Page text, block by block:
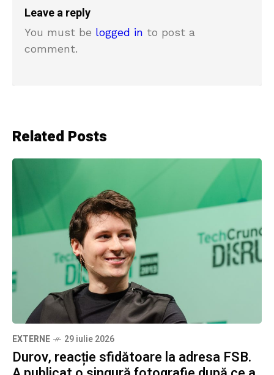
Leave a reply
You must be logged in to post a
comment.
Related Posts
EXTERNE 29 iulie 2026
Durov, reacție sfidătoare la adresa FSB.